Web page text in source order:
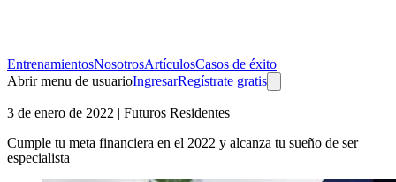
EntrenamientosNosotrosArtículosCasos de éxito
Abrir menu de usuarioIngresarRegístrate gratis
3 de enero de 2022 | Futuros Residentes
Cumple tu meta financiera en el 2022 y alcanza tu sueño de ser
especialista